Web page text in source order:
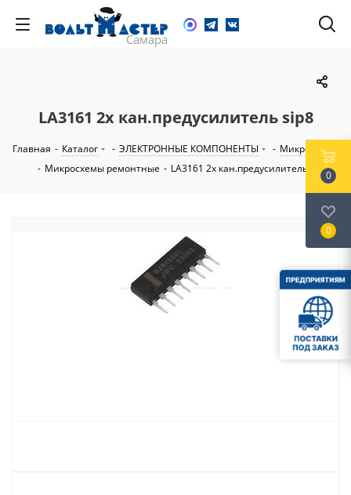
LA3161 2х кан.предусилитель sip8
Главная - Каталог - ЭЛЕКТРОННЫЕ КОМПОНЕНТЫ - Микросхемы
- Микросхемы ремонтные - LA3161 2х кан.предусилитель sip8
0
0